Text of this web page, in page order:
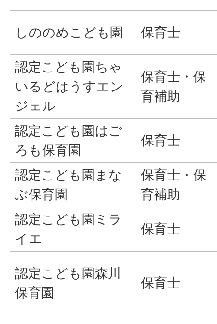
しののめこども園 保育士
認定こども園ちゃ
いるどはうすエン
ジェル
保育士・保
育補助
認定こども園はご
ろも保育園
保育士
認定こども園まな
ぶ保育園
保育士・保
育補助
認定こども園ミラ
イエ
保育士
認定こども園森川
保育園
保育士